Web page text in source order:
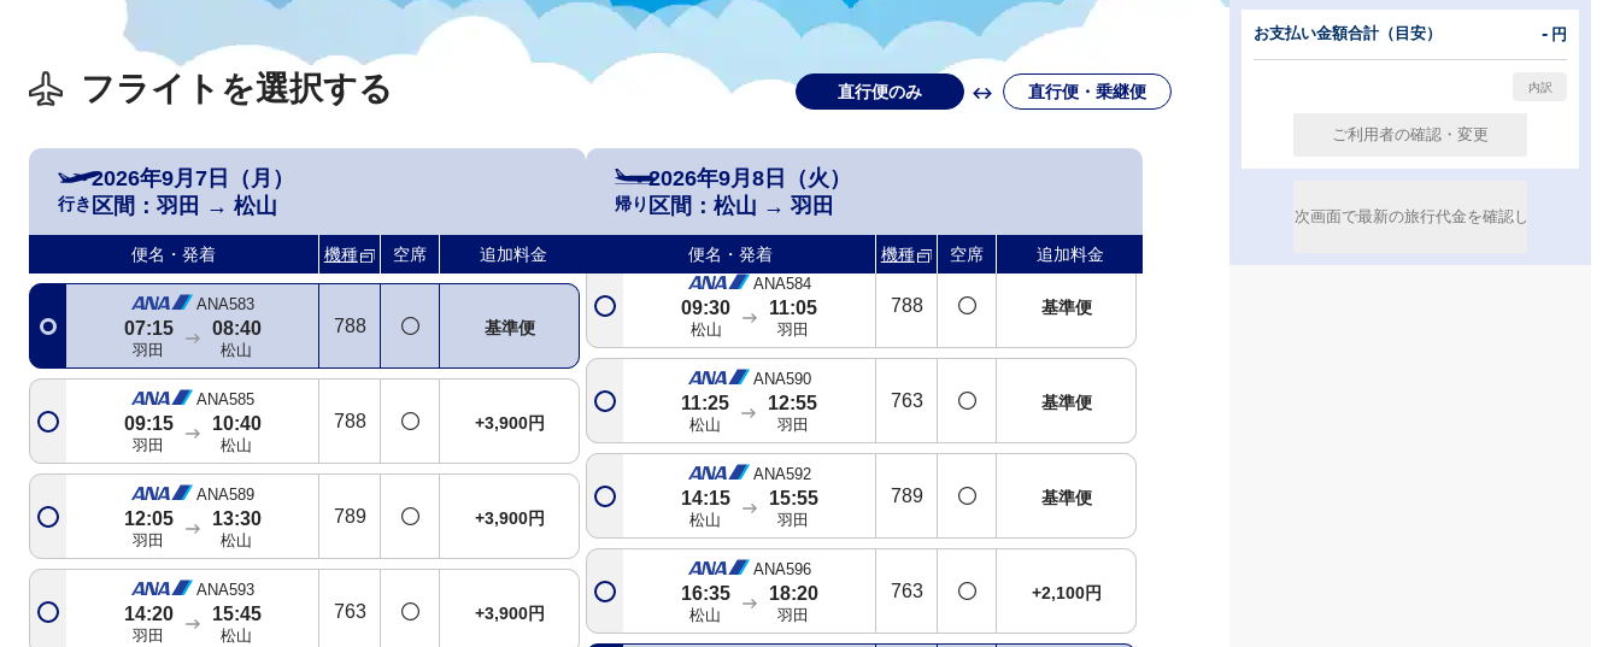
フライトを選択する 直行便のみ 直行便・乗継便
行き
2026年9月7日（月）
区間： 羽田 → 松山
便名・発着 機種 空席 追加料金
ANA583
07:15
羽田
08:40
松山
788 基準便
ANA585
09:15
羽田
10:40
松山
788 +3,900円
ANA589
12:05
羽田
13:30
松山
789 +3,900円
ANA593
14:20
羽田
15:45
松山
763 +3,900円
帰り
2026年9月8日（火）
区間： 松山 → 羽田
便名・発着 機種 空席 追加料金
ANA582
07:15
松山
08:50
羽田
ANA584
09:30
松山
11:05
羽田
788 基準便
ANA590
11:25
松山
12:55
羽田
763 基準便
ANA592
14:15
松山
15:55
羽田
789 基準便
ANA596
16:35
松山
18:20
羽田
763 +2,100円
お支払い金額合計（目安） - 円